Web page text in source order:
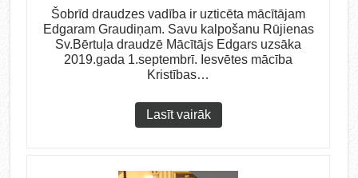
Šobrīd draudzes vadība ir uzticēta mācītājam
Edgaram Graudiņam. Savu kalpošanu Rūjienas
Sv.Bērtuļa draudzē Mācītājs Edgars uzsāka
2019.gada 1.septembrī. Iesvētes mācība
Kristības…
Lasīt vairāk